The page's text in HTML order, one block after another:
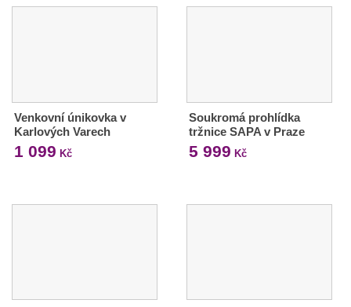
Venkovní únikovka v
Karlových Varech
1 099 Kč
Soukromá prohlídka
tržnice SAPA v Praze
5 999 Kč